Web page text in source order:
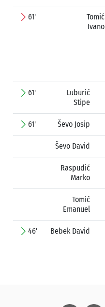
61'
Tomić
Ivano
61'
Luburić
Stipe
61' Ševo Josip
Ševo David
Raspudić
Marko
Tomić
Emanuel
46' Bebek David